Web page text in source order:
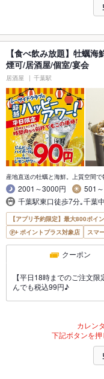
【食べ飲み放題】牡蠣
煙可/居酒屋/個室/宴会
居酒屋 千葉駅
産地直送の牡蠣と海鮮。上質空間で
2001～3000円
501
千葉駅東口徒歩7分｡千葉
【アプリ予約限定】最大800ポイ
ポイントプラス対象店
スマ
クーポン
【平日18時までのご注文
んでも税込99円♪
カレン
下記ボタンを押